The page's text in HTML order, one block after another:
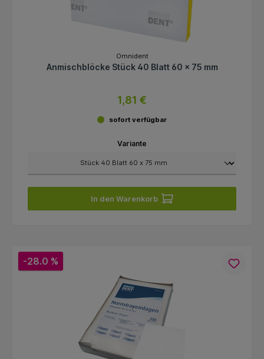
Omnident
Anmischblöcke Stück 40 Blatt 60 x 75 mm
1,81 €
sofort verfügbar
Variante
In den Warenkorb
-28.0 %